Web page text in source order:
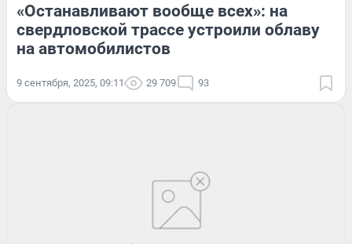
«Останавливают вообще всех»: на
свердловской трассе устроили облаву
на автомобилистов
9 сентября, 2025, 09:11 29 709 93